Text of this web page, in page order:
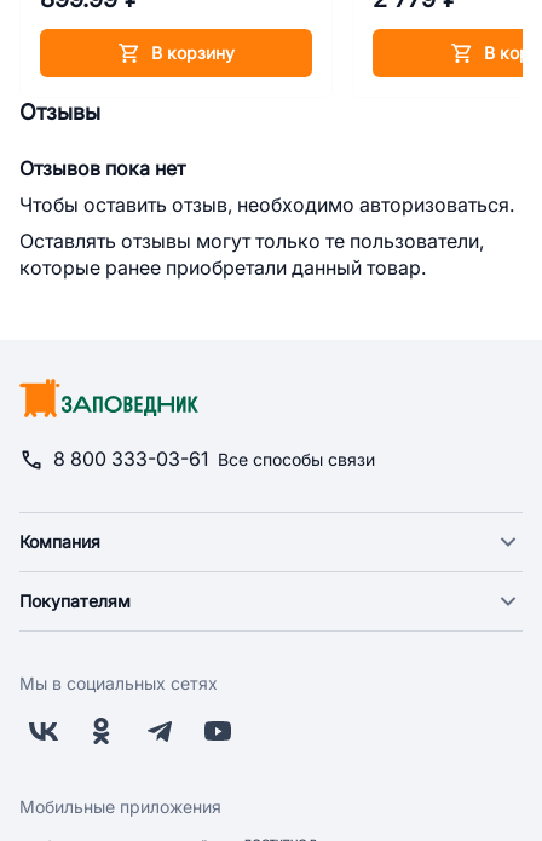
В корзину В
Отзывы
Отзывов пока нет
Чтобы оставить отзыв, необходимо авторизоваться.
Оставлять отзывы могут только те пользователи,
которые ранее приобретали данный товар.
8 800 333-03-61 Все способы связи
Компания
Новости
Поставщикам
Заводчикам
Обратная связь
Покупателям
Оплата
Бонусная программа
Скидки и акции
Мы в социальных сетях
Мобильные приложения